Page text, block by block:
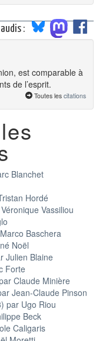
:
est comparable à
de l’esprit.
Toutes les citations
Blanchet
Hordé
Vassiliou
Baschera
Noël
Julien Blaine
Forte
Claude Minière
Jean-Claude Pinson
par Ugo Riou
Beck
Caligaris